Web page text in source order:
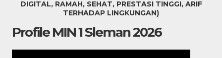
DIGITAL, RAMAH, SEHAT, PRESTASI TINGGI, ARIF
TERHADAP LINGKUNGAN)
Profile MIN 1 Sleman 2026